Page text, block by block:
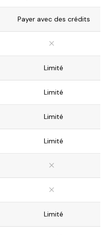
Payer avec des crédits
Limité
Limité
Limité
Limité
Limité